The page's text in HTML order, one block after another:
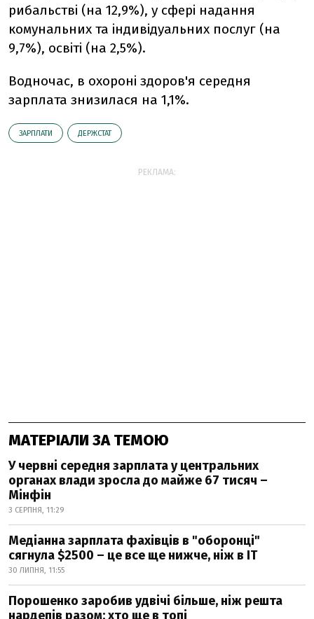
рибальствi (на 12,9%), у сферi надання
комунальних та iндивiдуальних послуг (на
9,7%), освiтi (на 2,5%).
Водночас, в охоронi здоров'я середня
зарплата знизилася на 1,1%.
ЗАРПЛАТИ ДЕРЖСТАТ
РЕКЛАМА:
МАТЕРІАЛИ ЗА ТЕМОЮ
У червні середня зарплата у центральних
органах влади зросла до майже 67 тисяч –
Мінфін
3 СЕРПНЯ, 11:29
Медіанна зарплата фахівців в "оборонці"
сягнула $2500 – це все ще нижче, ніж в IT
30 ЛИПНЯ, 11:55
Порошенко заробив удвічі більше, ніж решта
нардепів разом: хто ще в топі